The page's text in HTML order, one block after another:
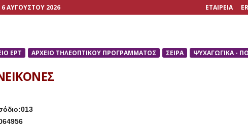
ΑΥΓΟΎΣΤΟΥ 2026 ΕΤΑΙΡΕΙΑ
ΕΡΤ ΑΡΧΕΙΟ ΤΗΛΕΟΠΤΙΚΟΥ ΠΡΟΓΡΑΜΜΑΤΟΣ ΣΕΙΡΑ ΨΥΧΑΓΩΓΙΚΑ -